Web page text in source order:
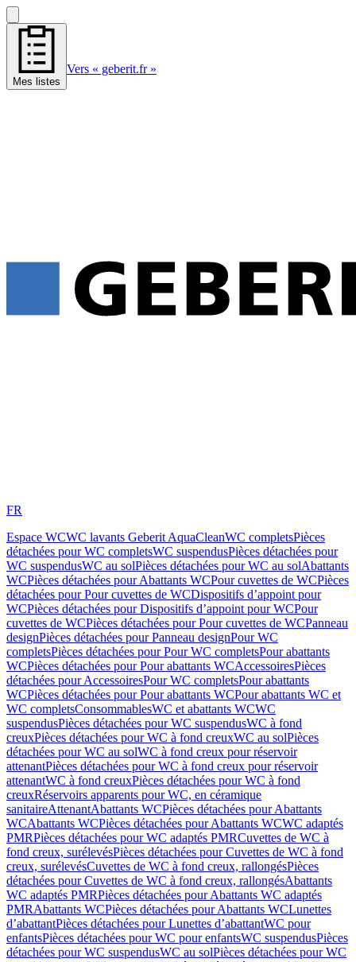
Mes listes
Vers « geberit.fr »
FR
Espace WCWC lavants Geberit AquaCleanWC completsPièces
détachées pour WC completsWC suspendusPièces détachées pour
WC suspendusWC au solPièces détachées pour WC au solAbattants
WCPièces détachées pour Abattants WCPour cuvettes de WCPièces
détachées pour Pour cuvettes de WCDispositifs d’appoint pour
WCPièces détachées pour Dispositifs d’appoint pour WCPour
cuvettes de WCPièces détachées pour Pour cuvettes de WCPanneau
designPièces détachées pour Panneau designPour WC
completsPièces détachées pour Pour WC completsPour abattants
WCPièces détachées pour Pour abattants WCAccessoiresPièces
détachées pour AccessoiresPour WC completsPour abattants
WCPièces détachées pour Pour abattants WCPour abattants WC et
WC completsConsommablesWC et abattants WCWC
suspendusPièces détachées pour WC suspendusWC à fond
creuxPièces détachées pour WC à fond creuxWC au solPièces
détachées pour WC au solWC à fond creux pour réservoir
attenantPièces détachées pour WC à fond creux pour réservoir
attenantWC à fond creuxPièces détachées pour WC à fond
creuxRéservoirs apparents pour WC, en céramique
sanitaireAttenantAbattants WCPièces détachées pour Abattants
WCAbattants WCPièces détachées pour Abattants WCWC adaptés
PMRPièces détachées pour WC adaptés PMRCuvettes de WC à
fond creux, surélevésPièces détachées pour Cuvettes de WC à fond
creux, surélevésCuvettes de WC à fond creux, rallongésPièces
détachées pour Cuvettes de WC à fond creux, rallongésAbattants
WC adaptés PMRPièces détachées pour Abattants WC adaptés
PMRAbattants WCPièces détachées pour Abattants WCLunettes
d’abattantPièces détachées pour Lunettes d’abattantWC pour
enfantsPièces détachées pour WC pour enfantsWC suspendusPièces
détachées pour WC suspendusWC au solPièces détachées pour WC